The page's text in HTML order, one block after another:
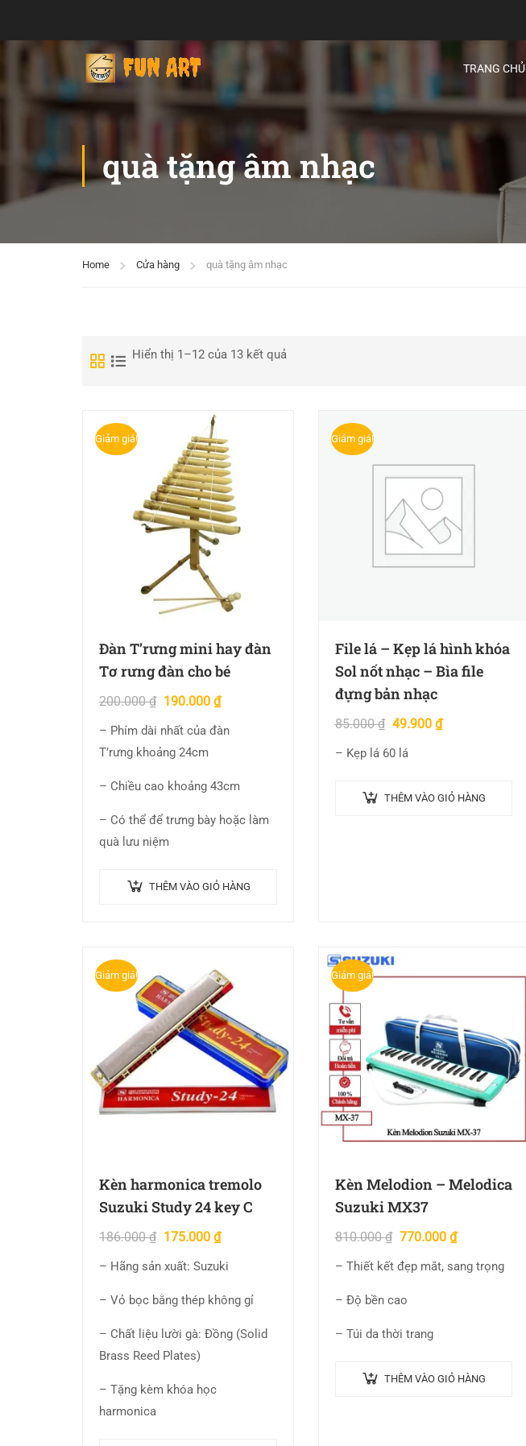
TRANG CHỦ
quà tặng âm nhạc
Home Cửa hàng quà tặng âm nhạc
Hiển thị 1–12 của 13 kết quả
Giảm giá!
Đàn T’rưng mini hay đàn
Tơ rưng đàn cho bé
200.000₫ 190.000 ₫
– Phím dài nhất của đàn
T’rưng khoảng 24cm
– Chiều cao khoảng 43cm
– Có thể để trưng bày hoặc làm
quà lưu niệm
THÊM VÀO GIỎ HÀNG
Giảm giá!
File lá – Kẹp lá hình khóa
Sol nốt nhạc – Bìa file
đựng bản nhạc
85.000₫ 49.900 ₫
– Kẹp lá 60 lá
THÊM VÀO GIỎ HÀNG
Giảm giá!
Kèn harmonica tremolo
Suzuki Study 24 key C
186.000₫ 175.000 ₫
– Hãng sản xuất: Suzuki
– Vỏ bọc bằng thép không gỉ
– Chất liệu lười gà: Đồng (Solid
Brass Reed Plates)
– Tặng kèm khóa học
harmonica
Giảm giá!
Kèn Melodion – Melodica
Suzuki MX37
810.000₫ 770.000 ₫
– Thiết kết đẹp mắt, sang trọng
– Độ bền cao
– Túi da thời trang
THÊM VÀO GIỎ HÀNG